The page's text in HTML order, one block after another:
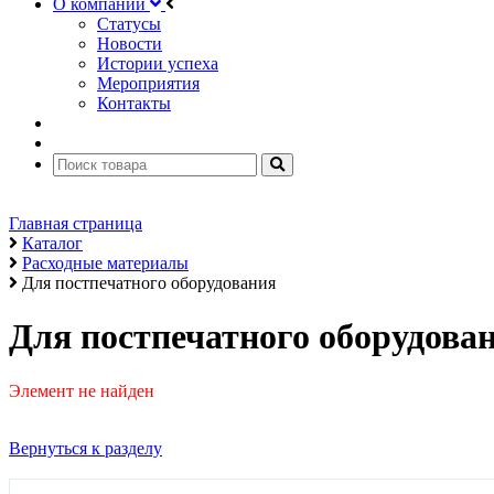
О компании
Статусы
Новости
Истории успеха
Мероприятия
Контакты
Главная страница
Каталог
Расходные материалы
Для постпечатного оборудования
Для постпечатного
Элемент не найден
Вернуться к разделу